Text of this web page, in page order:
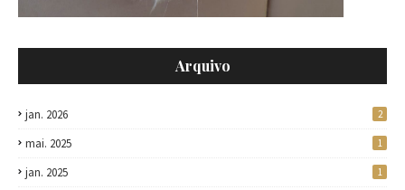
Arquivo
jan. 2026 2
mai. 2025 1
jan. 2025 1